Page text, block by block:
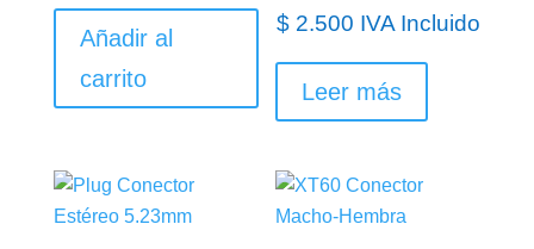
Añadir al
carrito
$2.500 IVA Incluido
Leer más